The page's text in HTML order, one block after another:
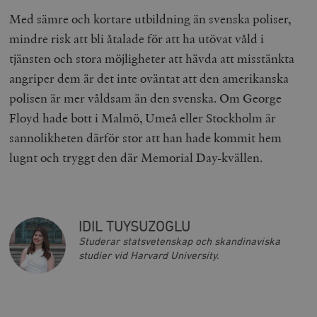
Med sämre och kortare utbildning än svenska poliser,
mindre risk att bli åtalade för att ha utövat våld i
tjänsten och stora möjligheter att hävda att misstänkta
angriper dem är det inte oväntat att den amerikanska
polisen är mer våldsam än den svenska. Om George
Floyd hade bott i Malmö, Umeå eller Stockholm är
sannolikheten därför stor att han hade kommit hem
lugnt och tryggt den där Memorial Day-kvällen.
IDIL TUYSUZOGLU
Studerar statsvetenskap och skandinaviska
studier vid Harvard University.
Inc.
timbro.se
_hjFirstSeen
Hotjar Ltd
.timbro.se